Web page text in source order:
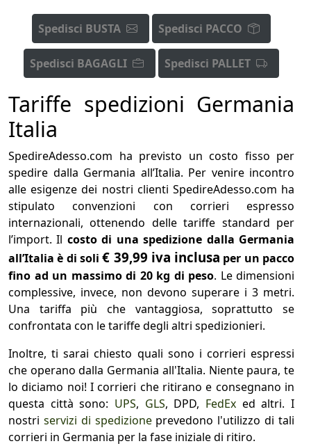
Spedisci BUSTA Spedisci PACCO
Spedisci BAGAGLI Spedisci PALLET
Tariffe spedizioni Germania
Italia
SpedireAdesso.com ha previsto un costo fisso per
spedire dalla Germania all’Italia. Per venire incontro
alle esigenze dei nostri clienti SpedireAdesso.com ha
stipulato convenzioni con corrieri espresso
internazionali, ottenendo delle tariffe standard per
l’import. Il costo di una spedizione dalla Germania
all’Italia è di soli€ 39,99 iva inclusa per un pacco
fino ad un massimo di 20 kg di peso. Le dimensioni
complessive, invece, non devono superare i 3 metri.
Una tariffa più che vantaggiosa, soprattutto se
confrontata con le tariffe degli altri spedizionieri.
Inoltre, ti sarai chiesto quali sono i corrieri espressi
che operano dalla Germania all'Italia. Niente paura, te
lo diciamo noi! I corrieri che ritirano e consegnano in
questa città sono: UPS, GLS, DPD, FedEx ed altri. I
nostri servizi di spedizioneprevedono l'utilizzo di tali
corrieri in Germania per la fase iniziale di ritiro.